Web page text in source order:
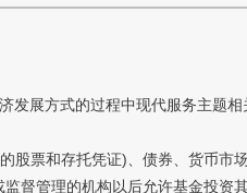
展方式的过程中现代服务主题相
票和存托凭证)、债券、货币市
督管理的机构以后允许基金投资